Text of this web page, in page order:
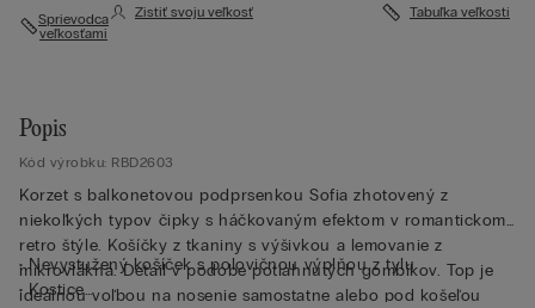
Sprievodca
veľkosťami
Zistiť svoju veľkosť Tabuľka veľkostí
Popis
Kód výrobku: RBD2603
Korzet s balkonetovou podprsenkou Sofia zhotovený z
niekoľkých typov čipky s háčkovaným efektom v romantickom
retro štýle. Košíčky z tkaniny s výšivkou a lemovanie z
mikrovlákna. Detail v podobe potiahnutých gombíkov. Top je
ideálnou voľbou na nosenie samostatne alebo pod košeľou
• Nevystužený košíček s polovičnou výplňou z tylu
• Kostice